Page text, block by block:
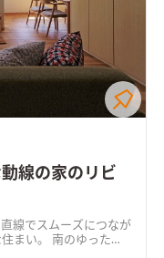
線の家のリビ
線でスムーズにつなが
まい。 南のゆったり